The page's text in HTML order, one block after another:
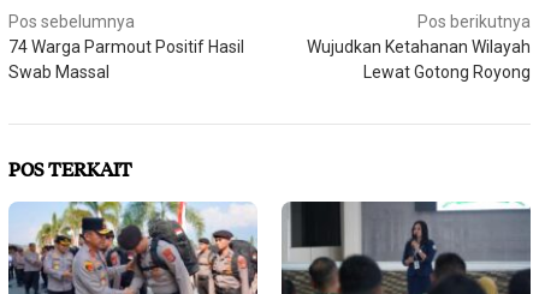
Navigasi
pos
Pos sebelumnya
74 Warga Parmout Positif Hasil
Swab Massal
Pos berikutnya
Wujudkan Ketahanan Wilayah
Lewat Gotong Royong
POS TERKAIT